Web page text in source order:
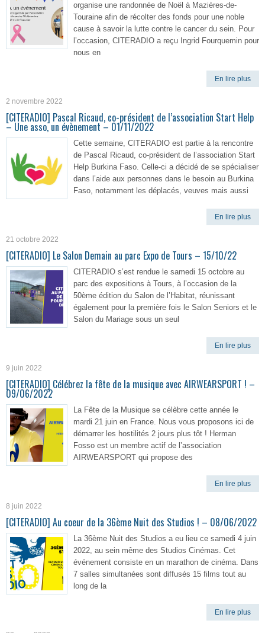
organise une randonnée de Noël à Mazières-de-
Touraine afin de récolter des fonds pour une noble
cause à savoir la lutte contre le cancer du sein. Pour
l’occasion, CITERADIO a reçu Ingrid Fourquemin pour
nous en
En lire plus
2 novembre 2022
[CITERADIO] Pascal Ricaud, co-président de l’association Start Help
– Une asso, un évènement – 01/11/2022
Cette semaine, CITERADIO est partie à la rencontre
de Pascal Ricaud, co-président de l’association Start
Help Burkina Faso. Celle-ci a décidé de se spécialiser
dans l’aide aux personnes dans le besoin au Burkina
Faso, notamment les déplacés, veuves mais aussi
En lire plus
21 octobre 2022
[CITERADIO] Le Salon Demain au parc Expo de Tours – 15/10/22
CITERADIO s’est rendue le samedi 15 octobre au
parc des expositions à Tours, à l’occasion de la
50ème édition du Salon de l’Habitat, réunissant
également pour la première fois le Salon Seniors et le
Salon du Mariage sous un seul
En lire plus
9 juin 2022
[CITERADIO] Célébrez la fête de la musique avec AIRWEARSPORT ! –
09/06/2022
La Fête de la Musique se célèbre cette année le
mardi 21 juin en France. Nous vous proposons ici de
démarrer les hostilités 2 jours plus tôt ! Herman
Fosso est un membre actif de l’association
AIRWEARSPORT qui propose des
En lire plus
8 juin 2022
[CITERADIO] Au coeur de la 36ème Nuit des Studios ! – 08/06/2022
La 36ème Nuit des Studios a eu lieu ce samedi 4 juin
2022, au sein même des Studios Cinémas. Cet
événement consiste en un marathon de cinéma. Dans
7 salles simultanées sont diffusés 15 films tout au
long de la
En lire plus